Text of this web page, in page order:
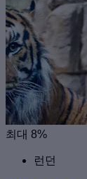
최대 8%
런던